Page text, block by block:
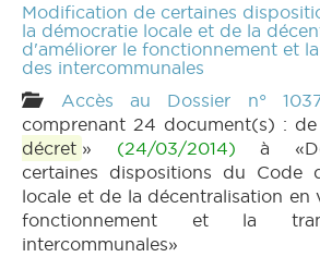
Modification de certaines
la démocratie locale et de la
d'améliorer le fonctionnement et
des intercommunales
Accès au Dossier n°
comprenant 24 document(s) : de
décret » (24/03/2014) à
certaines dispositions du Code
locale et de la décentralisation en
fonctionnement et la
intercommunales»